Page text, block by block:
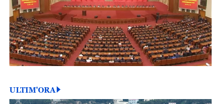
ULTIM'ORA